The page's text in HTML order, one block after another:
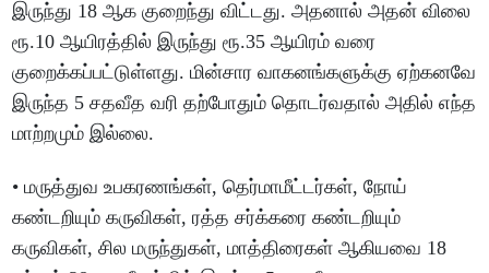
இருந்து 18 ஆக குறைந்து விட்டது. அதனால் அதன் விலை
ரூ.10 ஆயிரத்தில் இருந்து ரூ.35 ஆயிரம் வரை
குறைக்கப்பட்டுள்ளது. மின்சார வாகனங்களுக்கு ஏற்கனவே
இருந்த 5 சதவீத வரி தற்போதும் தொடர்வதால் அதில் எந்த
மாற்றமும் இல்லை.
• மருத்துவ உபகரணங்கள், தெர்மாமீட்டர்கள், நோய்
கண்டறியும் கருவிகள், ரத்த சர்க்கரை கண்டறியும்
கருவிகள், சில மருந்துகள், மாத்திரைகள் ஆகியவை 18